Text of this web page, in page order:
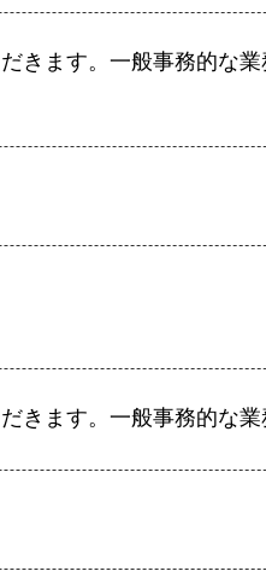
きます。一般事務的な業
きます。一般事務的な業